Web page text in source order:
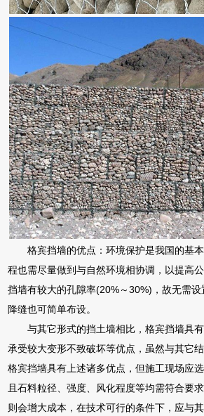
格宾挡墙的优点：环境保护是我国的基
程也需尽量做到与自然环境相协调，以提高
挡墙有较大的孔隙率(20%～30%)，故无需
降缝也可简单布设。
与其它形式的挡土墙相比，格宾挡墙具
承受较大变形不致破坏等优点，虽然与其它
格宾挡墙具有上述诸多优点，但施工现场应
且石料粒径、强度、风化程度等均需符合要
则会增大成本，在技术可行的条件下，应与